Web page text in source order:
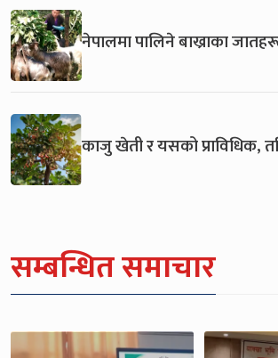
नेपालमा पालिने बाख्राका
काजु खेती र यसको प्राविधिक,
सम्बन्धित समाचार